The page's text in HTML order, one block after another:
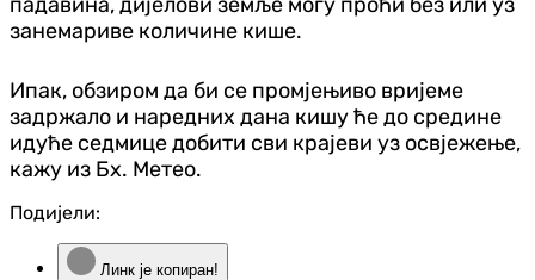
занемариве количине кише.
Ипак, обзиром да би се промјењиво вријеме
задржало и наредних дана кишу ће до средине
идуће седмице добити сви крајеви уз освјежење,
кажу из Бх. Метео.
Подијели:
Линк је копиран!